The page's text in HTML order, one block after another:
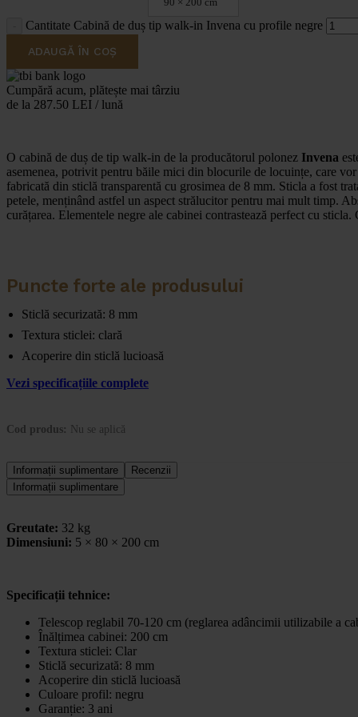
Cantitate Cabină de duș tip walk-in Invena cu profile negre
ADAUGĂ ÎN COȘ
Cumpără acum, plătește mai târziu
de la 287.50 LEI / lună
O cabină de duș de tip walk-in de la producătorul polonez Invena
asemenea, potrivit pentru băile mici din blocurile de locuințe, care
fabricată din sticlă transparentă cu grosimea de 8 mm. Sticla a fost
petele, menținând astfel un aspect strălucitor pentru mai mult timp.
curățarea. Elementele negre ale cabinei contrastează perfect cu
Puncte forte ale produsului
Sticlă securizată: 8 mm
Textura sticlei: clară
Acoperire din sticlă lucioasă
Vezi specificațiile complete
Cod produs: Nu se aplică
Informații suplimentare
Recenzii
Informații suplimentare
Greutate: 32 kg
Dimensiuni: 5 × 80 × 200 cm
Specificații tehnice:
Telescop reglabil 70-120 cm (reglarea adâncimii utilizabile a
Înălțimea cabinei: 200 cm
Textura sticlei: Clar
Sticlă securizată: 8 mm
Acoperire din sticlă lucioasă
Culoare profil: negru
Garanție: 3 ani